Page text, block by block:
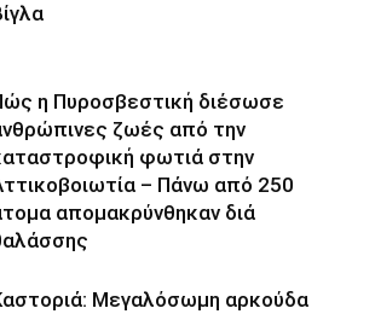
η Πυροσβεστική διέσωσε
ζωές από την
φωτιά στην
– Πάνω από 250
απομακρύνθηκαν διά
Μεγαλόσωμη αρκούδα